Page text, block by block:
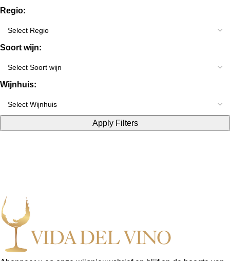
Regio:
Soort wijn:
Wijnhuis:
Apply Filters